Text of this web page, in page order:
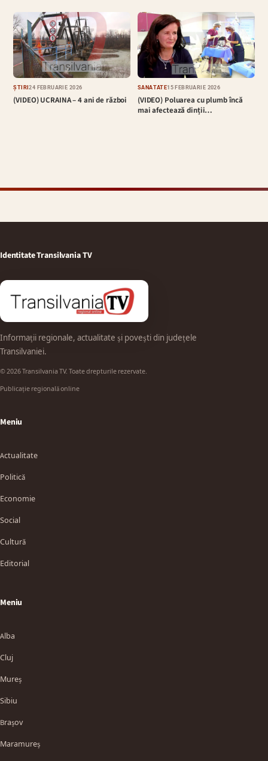
ȘTIRI24 FEBRUARIE 2026
(VIDEO) UCRAINA – 4 ani de război
SĂNĂTATE15 FEBRUARIE 2026
(VIDEO) Poluarea cu plumb încă
mai afectează dinții…
Identitate Transilvania TV
Informații regionale, actualitate și povești din județele
Transilvaniei.
© 2026 Transilvania TV. Toate drepturile rezervate.
Publicație regională online
Meniu
Actualitate
Politică
Economie
Social
Cultură
Editorial
Meniu
Alba
Cluj
Mureș
Sibiu
Brașov
Maramureș